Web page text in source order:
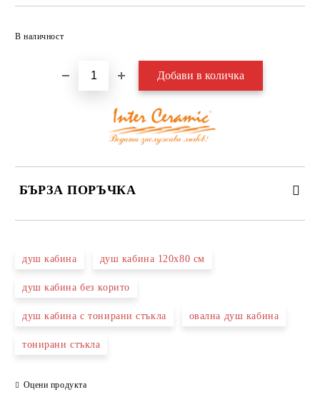
В наличност
БЪРЗА ПОРЪЧКА
Ние ще се свържем с вас в рамките на работния ден.
душ кабина душ кабина 120х80 см
душ кабина без корито
душ кабина с тонирани стъкла овална душ кабина
тонирани стъкла
Оцени продукта